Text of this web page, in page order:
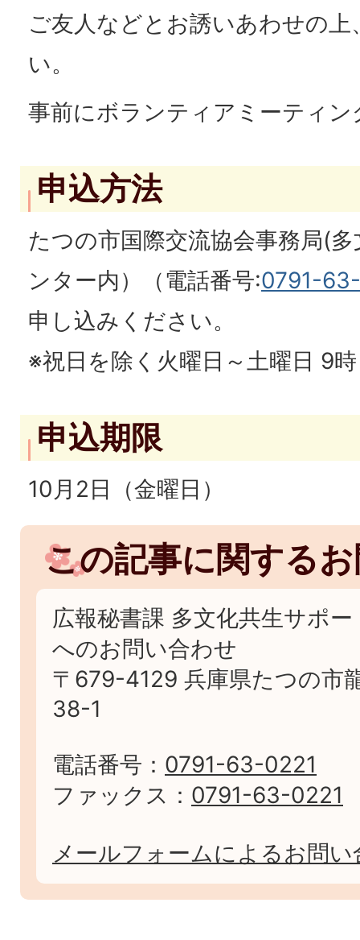
ご友人などとお誘いあわせの
い。
事前にボランティアミーティ
申込方法
たつの市国際交流協会事務局(
ンター内）（電話番号:0791-
申し込みください。
※祝日を除く火曜日～土曜日 9
申込期限
10月2日（金曜日）
この記事に関する
広報秘書課 多文化共生サポ
へのお問い合わせ
〒679-4129 兵庫県たつの市
38-1
電話番号： 0791-63-0221
ファックス： 0791-63-0221
メールフォームによるお問い